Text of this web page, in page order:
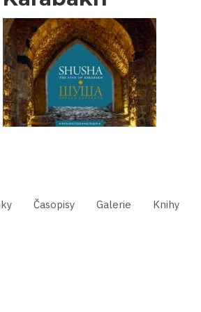
Časopisy Galerie Knihy